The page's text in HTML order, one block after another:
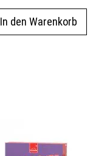
In den Warenkorb